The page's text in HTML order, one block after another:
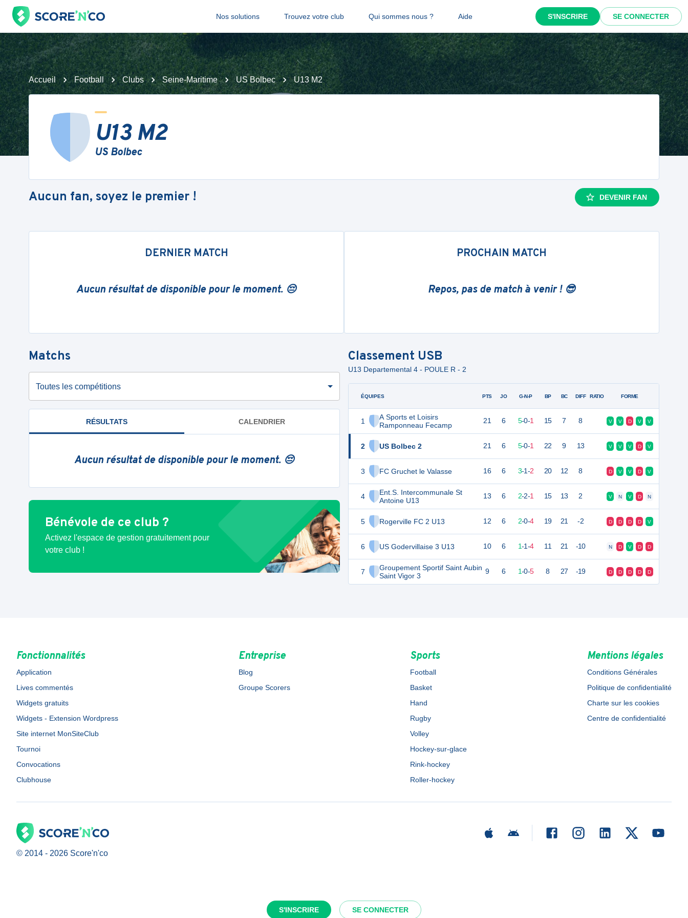
Nos solutions Trouvez votre club Qui sommes nous ? Aide S'INSCRIRE SE CONNECTER
S'INSCRIRE SE CONNECTER
Accueil Football Clubs Seine-Maritime US Bolbec U13 M2
U13 M2
US Bolbec
Aucun fan, soyez le premier ! DEVENIR FAN
DERNIER MATCH
Aucun résultat de disponible pour le moment. 😔
PROCHAIN MATCH
Repos, pas de match à venir ! 😎
Matchs
Toutes les compétitions
RÉSULTATS CALENDRIER
Aucun résultat de disponible pour le moment. 😔
Bénévole de ce club ?
Activez l'espace de gestion gratuitement pour
votre club !
Classement USB
U13 Departemental 4 - POULE R - 2
ÉQUIPES
1
A Sports et Loisirs
Ramponneau Fecamp
2 US Bolbec 2
3 FC Gruchet le Valasse
4
Ent.S. Intercommunale St
Antoine U13
5 Rogerville FC 2 U13
6 US Godervillaise 3 U13
7
Groupement Sportif Saint Aubin
Saint Vigor 3
PTS JO G-N-P BP BC DIFF RATIO FORME
21 6 5-0-1 15 7 8 V V D V V
21 6 5-0-1 22 9 13 V V V D V
16 6 3-1-2 20 12 8 D V V D V
13 6 2-2-1 15 13 2 V N V D N
12 6 2-0-4 19 21 -2 D D D D V
10 6 1-1-4 11 21 -10 N D V D D
9 6 1-0-5 8 27 -19 D D D D D
Fonctionnalités
Application
Lives commentés
Widgets gratuits
Widgets - Extension Wordpress
Site internet MonSiteClub
Tournoi
Convocations
Clubhouse
Entreprise
Blog
Groupe Scorers
Sports
Football
Basket
Hand
Rugby
Volley
Hockey-sur-glace
Rink-hockey
Roller-hockey
Mentions légales
Conditions Générales
Politique de confidentialité
Charte sur les cookies
Centre de confidentialité
© 2014 - 2026 Score'n'co